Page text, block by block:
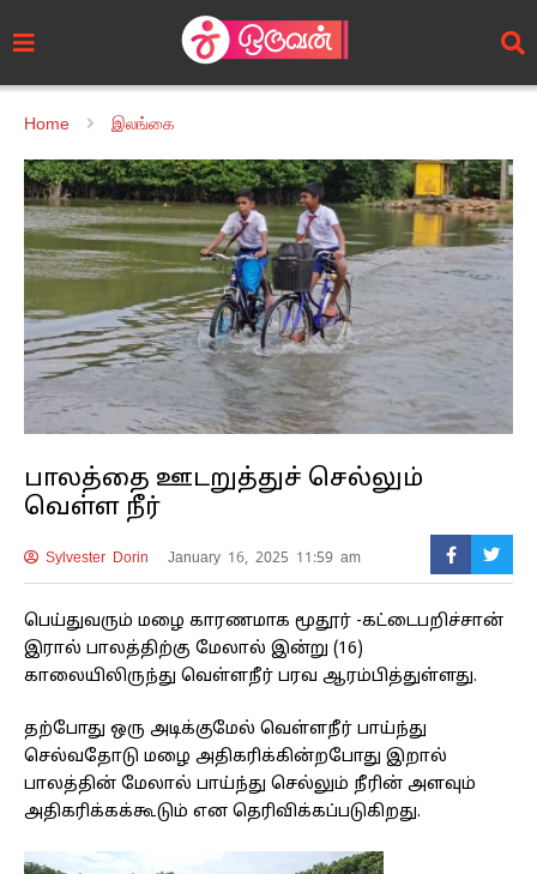
Home இலங்கை
பாலத்தை ஊடறுத்துச் செல்லும்
வெள்ள நீர்
Sylvester Dorin January 16, 2025 11:59 am
பெய்துவரும் மழை காரணமாக மூதூர் -கட்டைபறிச்சான்
இரால் பாலத்திற்கு மேலால் இன்று (16)
காலையிலிருந்து வெள்ளநீர் பரவ ஆரம்பித்துள்ளது.
தற்போது ஒரு அடிக்குமேல் வெள்ளநீர் பாய்ந்து
செல்வதோடு மழை அதிகரிக்கின்றபோது இறால்
பாலத்தின் மேலால் பாய்ந்து செல்லும் நீரின் அளவும்
அதிகரிக்கக்கூடும் என தெரிவிக்கப்படுகிறது.